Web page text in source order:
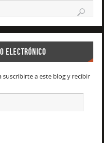
ELECTRÓNICO
a este blog y recibir